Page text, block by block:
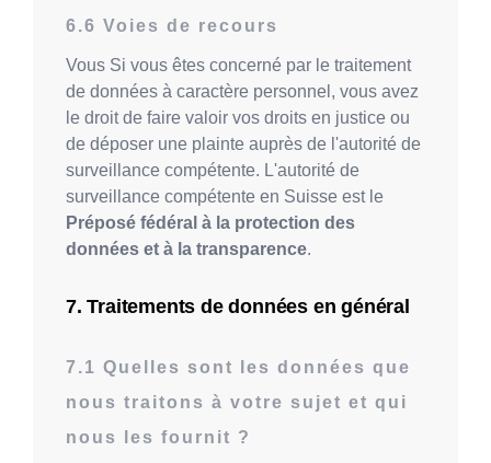
Voies de recours
Vous Si vous êtes concerné par le traitement
de données à caractère personnel, vous avez
le droit de faire valoir vos droits en justice ou
de déposer une plainte auprès de l'autorité de
surveillance compétente. L'autorité de
surveillance compétente en Suisse est le
Préposé fédéral à la protection des
données et à la transparence.
Traitements de données en général
Quelles sont les données que
nous traitons à votre sujet et qui
nous les fournit ?